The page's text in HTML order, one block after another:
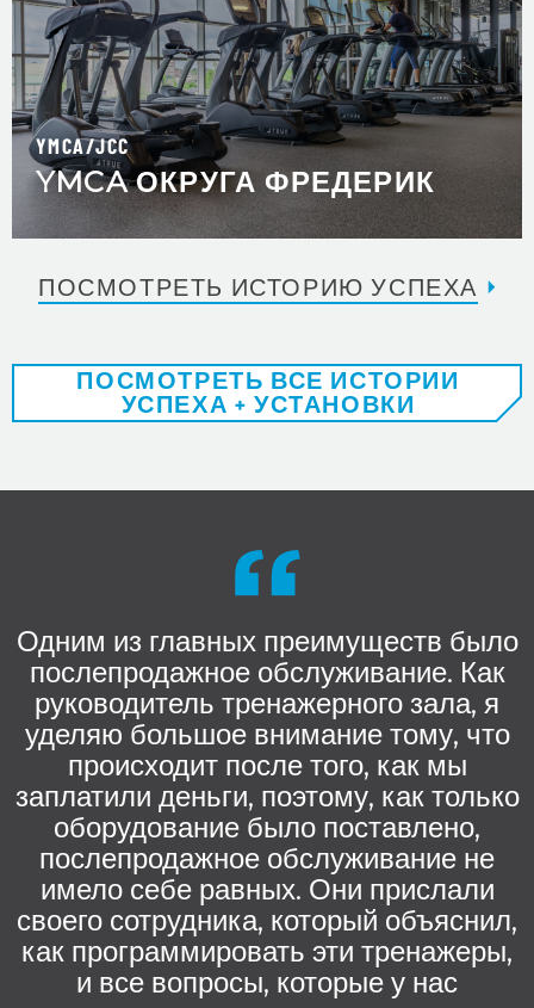
YMCA/JCC
YMCA ОКРУГА ФРЕДЕРИК
ПОСМОТРЕТЬ ИСТОРИЮ УСПЕХА
ПОСМОТРЕТЬ ВСЕ ИСТОРИИ
УСПЕХА + УСТАНОВКИ
Одним из главных преимуществ было
послепродажное обслуживание. Как
руководитель тренажерного зала, я
уделяю большое внимание тому, что
происходит после того, как мы
заплатили деньги, поэтому, как только
оборудование было поставлено,
послепродажное обслуживание не
имело себе равных. Они прислали
своего сотрудника, который объяснил,
как программировать эти тренажеры,
и все вопросы, которые у нас